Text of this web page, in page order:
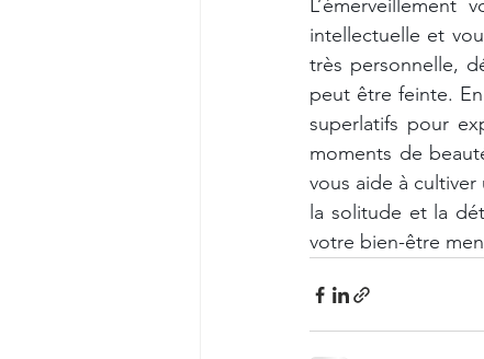
intellectuelle et
très personnelle,
peut être feinte.
superlatifs pour
moments de
vous aide à
la solitude et la
votre bien-être